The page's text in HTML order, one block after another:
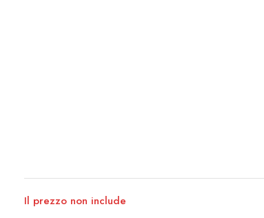
Il prezzo non include